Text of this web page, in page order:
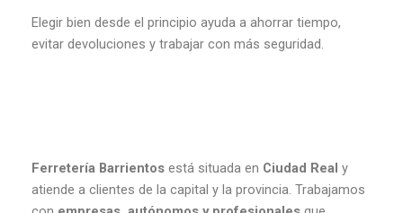
Elegir bien desde el principio ayuda a ahorrar tiempo,
evitar devoluciones y trabajar con más seguridad.
Ferretería Barrientos está situada en Ciudad Real y
atiende a clientes de la capital y la provincia. Trabajamos